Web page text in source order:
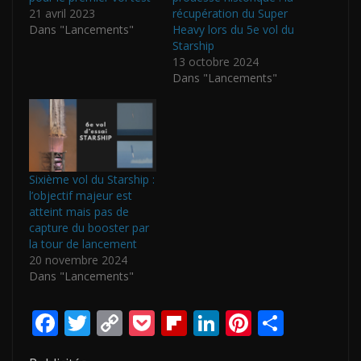
21 avril 2023
Dans "Lancements"
récupération du Super
Heavy lors du 5e vol du
Starship
13 octobre 2024
Dans "Lancements"
Sixième vol du Starship :
l’objectif majeur est
atteint mais pas de
capture du booster par
la tour de lancement
20 novembre 2024
Dans "Lancements"
F T C P Fli Li Pi